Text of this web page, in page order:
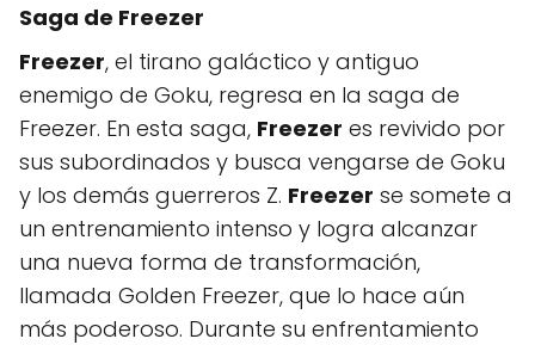
Saga de Freezer
Freezer, el tirano galáctico y antiguo
enemigo de Goku, regresa en la saga de
Freezer. En esta saga, Freezer es revivido por
sus subordinados y busca vengarse de Goku
y los demás guerreros Z. Freezer se somete a
un entrenamiento intenso y logra alcanzar
una nueva forma de transformación,
llamada Golden Freezer, que lo hace aún
más poderoso. Durante su enfrentamiento